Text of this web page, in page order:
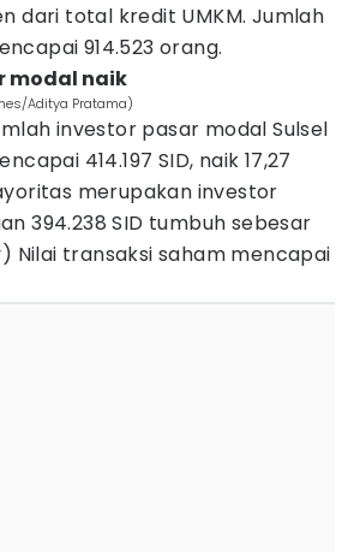
dari total kredit UMKM. Jumlah
914.523 orang.
modal naik
Aditya Pratama)
investor pasar modal Sulsel
414.197 SID, naik 17,27
merupakan investor
394.238 SID tumbuh sebesar
Nilai transaksi saham mencapai